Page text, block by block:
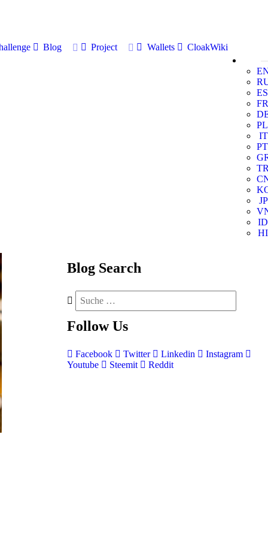
Blog Project Wallets
CloakWiki
ES
FR
PL
IT
PT
JP
ID
HI
Blog Search
Follow Us
Facebook Twitter Linkedin
Instagram
Youtube
Steemit Reddit